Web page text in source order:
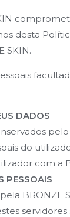
desta
SKIN.
DADOS
do
com a
PESSOAIS